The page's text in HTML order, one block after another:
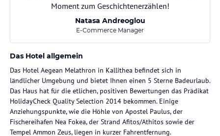
Moment zum Geschichtenerzählen!
Natasa Andreoglou
E-Commerce Manager
Das Hotel allgemein
Das Hotel Aegean Melathron in Kallithea befindet sich in
ländlicher Umgebung und bietet Ihnen einen 5 Sterne Badeurlaub.
Das Haus hat für die etlichen, positiven Bewertungen das Prädikat
HolidayCheck Quality Selection 2014 bekommen. Einige
Anziehungspunkte, wie die Höhle von Apostel Paulus, der
Fischereihafen Nea Fokea, der Strand Afitos/Athitos sowie der
Tempel Ammon Zeus, liegen in kurzer Fahrentfernung.